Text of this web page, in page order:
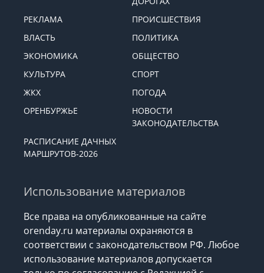
РЕКЛАМА
ПРОИСШЕСТВИЯ
ВЛАСТЬ
ПОЛИТИКА
ЭКОНОМИКА
ОБЩЕСТВО
КУЛЬТУРА
СПОРТ
ЖКХ
ПОГОДА
ОРЕНБУРЖЬЕ
НОВОСТИ
ЗАКОНОДАТЕЛЬСТВА
РАСПИСАНИЕ ДАЧНЫХ
МАРШРУТОВ-2026
Использование материалов
Все права на опубликованные на сайте
orenday.ru материалы охраняются в
соответствии с законодательством РФ. Любое
использование материалов допускается